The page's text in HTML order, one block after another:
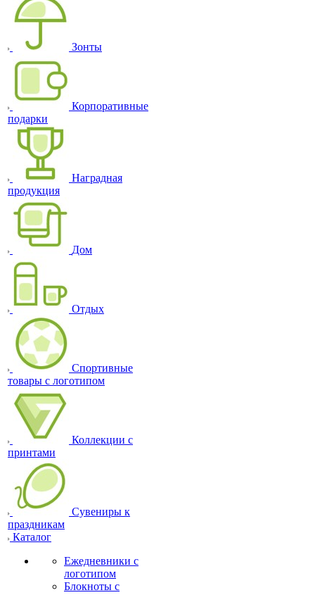
Зонты
Корпоративные
подарки
Наградная
продукция
Дом
Отдых
Спортивные
товары с логотипом
Коллекции с
принтами
Сувениры к
праздникам
Каталог
Ежедневники с
логотипом
Блокноты с